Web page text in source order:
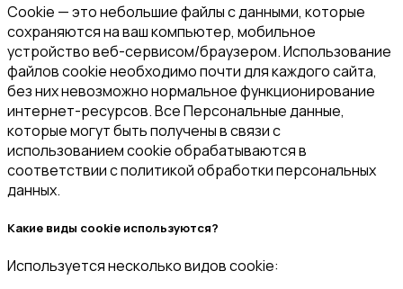
Cookie — это небольшие файлы с данными, которые
сохраняются на ваш компьютер, мобильное
устройство веб-сервисом/браузером. Использование
файлов cookie необходимо почти для каждого сайта,
без них невозможно нормальное функционирование
интернет-ресурсов. Все Персональные данные,
которые могут быть получены в связи с
использованием cookie обрабатываются в
соответствии с политикой обработки персональных
данных.
Какие виды cookie используются?
Используется несколько видов cookie: